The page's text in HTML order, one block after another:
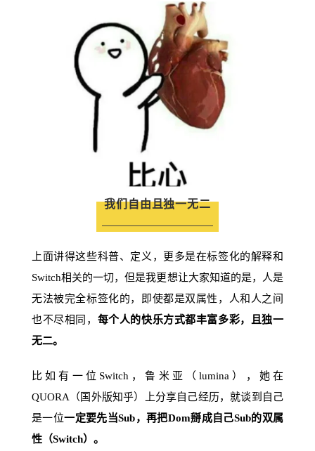
我们自由且独一无二
上面讲得这些科普、定义，更多是在标签化的解释和
Switch相关的一切，但是我更想让大家知道的是，人是
无法被完全标签化的，即使都是双属性，人和人之间
也不尽相同， 每个人的快乐方式都丰富多彩，且独一
无二。
比如有一位Switch，鲁米亚（lumina），她在
QUORA（国外版知乎）上分享自己经历，就谈到自己
是一位一定要先当Sub，再把Dom掰成自己Sub的双属
性（Switch）。